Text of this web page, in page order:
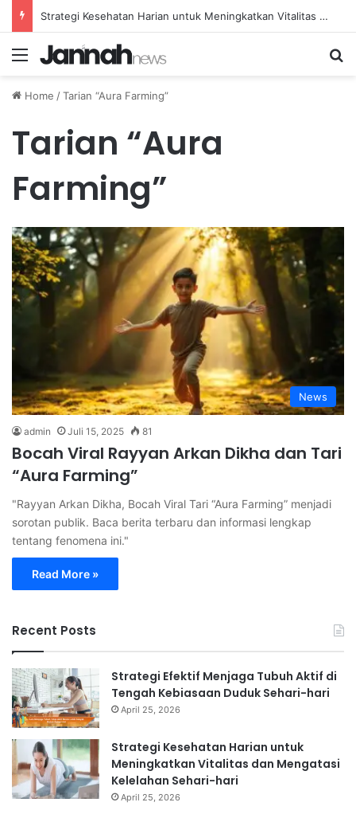
Strategi Kesehatan Harian untuk Meningkatkan Vitalitas dan Mengatasi Kelelahan Sehari-hari
Menu
Home /Tarian “Aura Farming”
Tarian “Aura
Farming”
News
admin Juli 15, 2025 81
Bocah Viral Rayyan Arkan Dikha dan Tari
“Aura Farming”
"Rayyan Arkan Dikha, Bocah Viral Tari “Aura Farming” menjadi
sorotan publik. Baca berita terbaru dan informasi lengkap
tentang fenomena ini."
Read More »
Recent Posts
Strategi Efektif Menjaga Tubuh Aktif di
Tengah Kebiasaan Duduk Sehari-hari
April 25, 2026
Strategi Kesehatan Harian untuk
Meningkatkan Vitalitas dan Mengatasi
Kelelahan Sehari-hari
April 25, 2026